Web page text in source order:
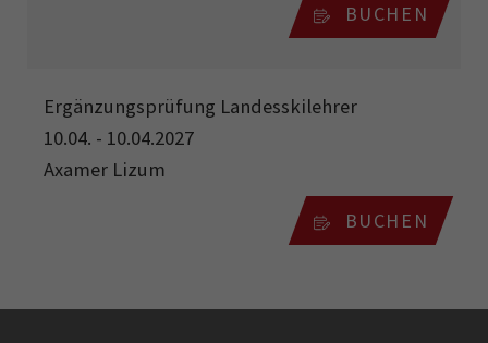
BUCHEN
Ergänzungsprüfung Landesskilehrer
10.04. - 10.04.2027
Axamer Lizum
BUCHEN